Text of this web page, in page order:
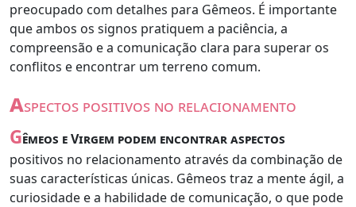
preocupado com detalhes para Gêmeos. É importante
que ambos os signos pratiquem a paciência, a
compreensão e a comunicação clara para superar os
conflitos e encontrar um terreno comum.
aspectos positivos no relacionamento
Gêmeos e Virgem podem encontrar aspectos
positivos no relacionamento através da combinação de
suas características únicas. Gêmeos traz a mente ágil, a
curiosidade e a habilidade de comunicação, o que pode